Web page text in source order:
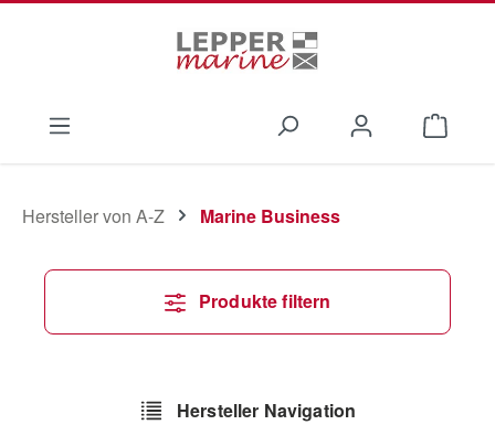
Hersteller von A-Z Marine Business
Produkte filtern
Hersteller Navigation